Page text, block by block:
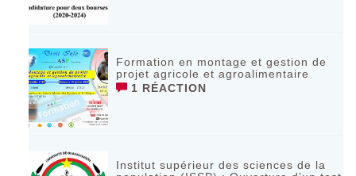
Formation en montage et gestion de
projet agricole et agroalimentaire
1 RÉACTION
Institut supérieur des sciences de la